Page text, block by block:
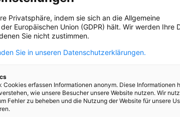
Privatsphäre, indem sie sich an die Allgemeine
Europäischen Union (GDPR) hält. Wir werden Ihre
Sie nicht zustimmen.
Sie in unseren Datenschutzerklärungen.
Cookies erfassen Informationen anonym. Diese Informationen
wie unsere Besucher unsere Website nutzen. Wir
Fehler zu beheben und die Nutzung der Website für unsere